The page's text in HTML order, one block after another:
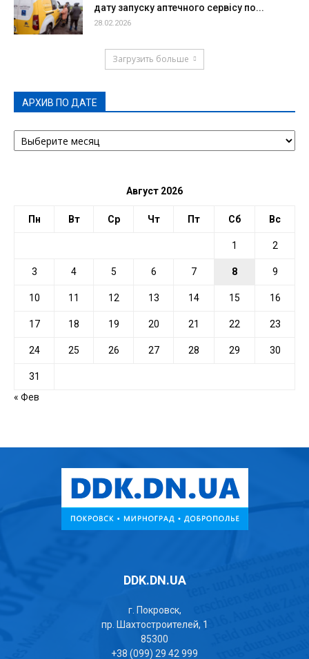
дату запуску аптечного сервісу по...
28.02.2026
Загрузить больше
АРХИВ ПО ДАТЕ
АРХИВ
ПО
Август 2026
Пн Вт Ср Чт Пт Сб Вс
1 2
3 4 5 6 7 8 9
10 11 12 13 14 15 16
17 18 19 20 21 22 23
24 25 26 27 28 29 30
31
« Фев
DDK.DN.UA
г. Покровск,
пр. Шахтостроителей, 1
85300
+38 (099) 29 42 999